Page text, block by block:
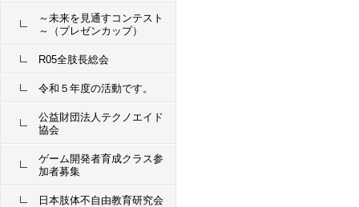
～未来を見通すコンテスト
～（プレゼンカップ）
R05全肢長総会
令和５年度の活動です。
公益財団法人テクノエイド
協会
ゲーム開発者育成クラス参
加者募集
日本肢体不自由教育研究会